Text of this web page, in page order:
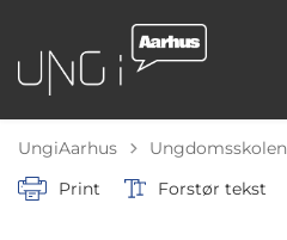
UngiAarhus Tilbage til
Ungdomsskolen
Print
Forstør tekst